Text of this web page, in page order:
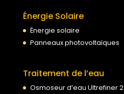
Énergie Solaire
Énergie solaire
Panneaux photovoltaïques
Traitement de l’eau
Osmoseur d’eau Ultrefiner 2